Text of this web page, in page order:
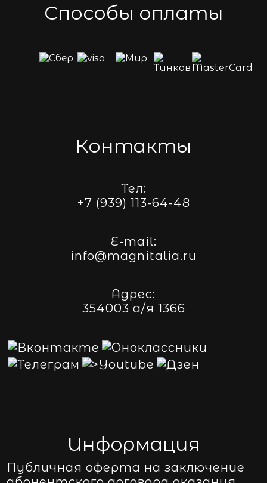
Способы оплаты
Контакты
Тел:
+7 (939) 113-64-48
E-mail:
info@magnitalia.ru
Адрес:
354003 а/я 1366
Информация
Публичная оферта на заключение